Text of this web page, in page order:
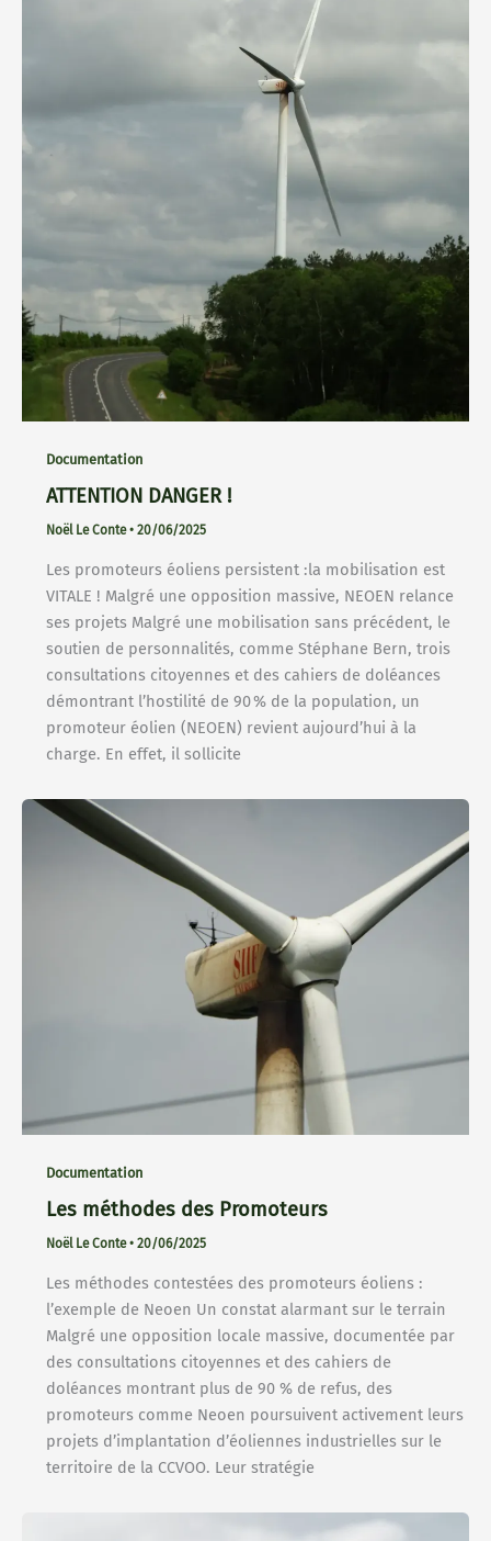
Documentation
ATTENTION DANGER !
Noël Le Conte• 20/06/2025
Les promoteurs éoliens persistent :la mobilisation est
VITALE ! Malgré une opposition massive, NEOEN relance
ses projets Malgré une mobilisation sans précédent, le
soutien de personnalités, comme Stéphane Bern, trois
consultations citoyennes et des cahiers de doléances
démontrant l’hostilité de 90 % de la population, un
promoteur éolien (NEOEN) revient aujourd’hui à la
charge. En effet, il sollicite
Documentation
Les méthodes des Promoteurs
Noël Le Conte• 20/06/2025
Les méthodes contestées des promoteurs éoliens :
l’exemple de Neoen Un constat alarmant sur le terrain
Malgré une opposition locale massive, documentée par
des consultations citoyennes et des cahiers de
doléances montrant plus de 90 % de refus, des
promoteurs comme Neoen poursuivent activement leurs
projets d’implantation d’éoliennes industrielles sur le
territoire de la CCVOO. Leur stratégie